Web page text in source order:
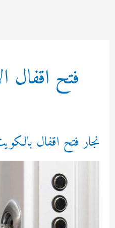
فتح اقفال
نجار فتح اقفال بالكويت